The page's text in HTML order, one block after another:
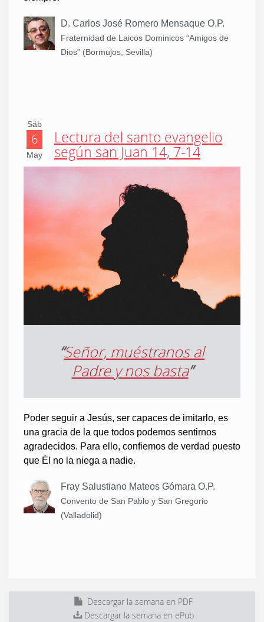
D. Carlos José Romero Mensaque O.P.
Fraternidad de Laicos Dominicos “Amigos de
Dios” (Bormujos, Sevilla)
Sáb
6
May
Lectura del santo evangelio
según san Juan 14, 7-14
“Señor, muéstranos al
Padre y nos basta”
Poder seguir a Jesús, ser capaces de imitarlo, es
una gracia de la que todos podemos sentirnos
agradecidos. Para ello, confiemos de verdad puesto
que Él no la niega a nadie.
Fray Salustiano Mateos Gómara O.P.
Convento de San Pablo y San Gregorio
(Valladolid)
Descargar la semana en PDF
Descargar la semana en ePub